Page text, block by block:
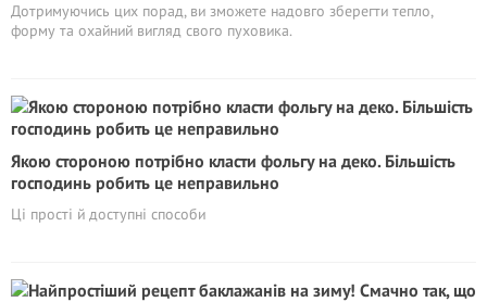
Дотримуючись цих порад, ви зможете надовго зберегти тепло,
форму та охайний вигляд свого пуховика.
Якою стороною потрібно класти фольгу на деко. Більшість
господинь робить це неправильно
Ці прості й доступні способи